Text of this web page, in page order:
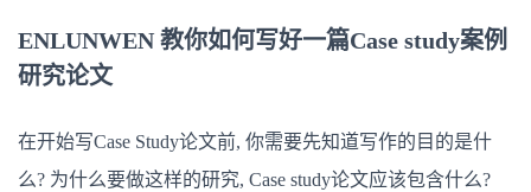
ENLUNWEN 教你如何写好一篇Case study案例
研究论文
在开始写Case Study论文前, 你需要先知道写作的目的是什
么? 为什么要做这样的研究, Case study论文应该包含什么?